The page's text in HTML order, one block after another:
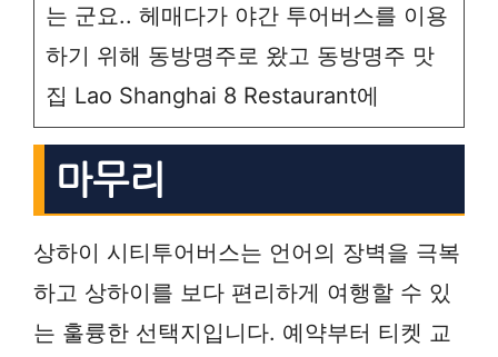
는 군요.. 헤매다가 야간 투어버스를 이용
하기 위해 동방명주로 왔고 동방명주 맛
집 Lao Shanghai 8 Restaurant에
마무리
상하이 시티투어버스는 언어의 장벽을 극복
하고 상하이를 보다 편리하게 여행할 수 있
는 훌륭한 선택지입니다. 예약부터 티켓 교